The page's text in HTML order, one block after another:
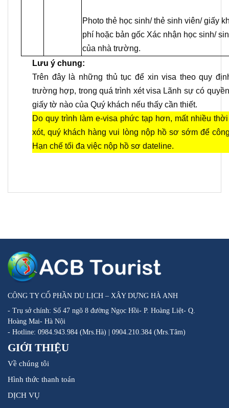
Photo thẻ học sinh/ thẻ sinh viên/ giấy
phí hoặc bản gốc Xác nhận học sinh/
của nhà trường.
Lưu ý chung:
Trên đây là những thủ tục để xin visa theo quy
trường hợp, trong quá trình xét visa Lãnh sự có
giấy tờ nào của Quý khách nếu thấy cần thiết.
Do quy trình làm e-visa phức tạp hơn, mất nhiều
xót, quý khách hàng vui lòng nộp hồ sơ sớm để
Hạn chế tối đa việc nộp hồ sơ dateline.
CÔNG TY CỔ PHẦN DU LỊCH – XÂY DỰNG HÀ ANH
- Trụ sở chính: Số 47 ngõ 8 đường Ngọc Hồi- P. Hoàng Liệt- Q.
Hoàng Mai- Hà Nội
- Hotline: 0984.943.984 (Mrs.Hà) | 0904.210.384 (Mrs.Tâm)
GIỚI THIỆU
Về chúng tôi
Hình thức thanh toán
DỊCH VỤ